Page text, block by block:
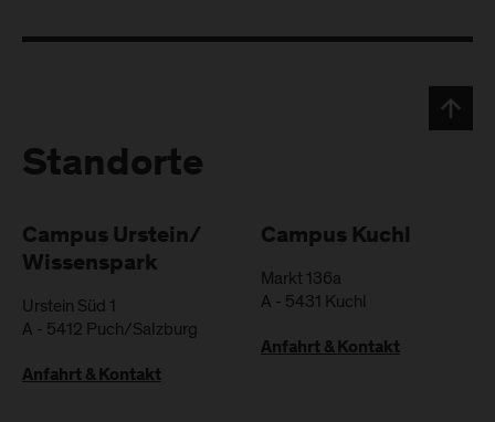
Standorte
Campus Urstein/
Wissenspark
Urstein Süd 1
A - 5412 Puch/Salzburg
Anfahrt & Kontakt
Campus Kuchl
Markt 136a
A - 5431 Kuchl
Anfahrt & Kontakt